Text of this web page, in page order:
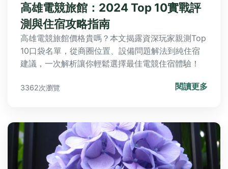
高雄電競旅館：2024 Top 10實戰評
測與住宿攻略指南
高雄電競旅館價格貴嗎？本文揭露資深玩家親測Top
10口袋名單，從商圈位置、設備問題解法到純住宿
建議，一次解析讓你輕鬆選擇最佳電競住宿體驗！
3362次瀏覽 閱讀更多